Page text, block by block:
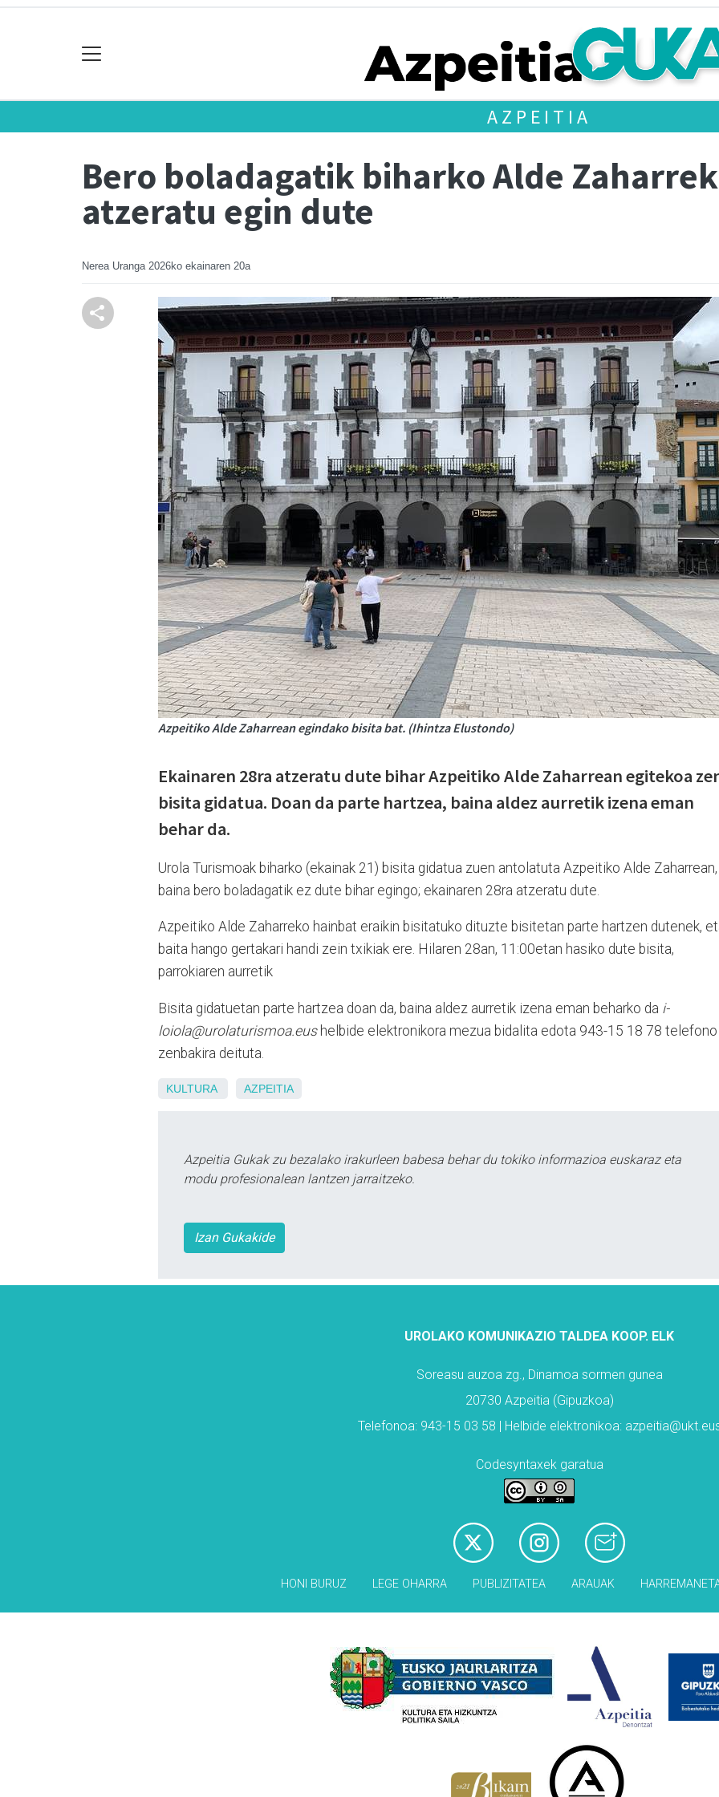
AZPEITIA
Bero boladagatik biharko Alde
atzeratu egin dute
Nerea Uranga 2026ko ekainaren 20a
Azpeitiko Alde Zaharrean egindako bisita bat. (Ihintza Elustondo)
Ekainaren 28ra atzeratu dute bihar Azpeitiko Alde Zaharrean egitekoa
bisita gidatua. Doan da parte hartzea, baina aldez aurretik izena eman
behar da.
Urola Turismoak biharko (ekainak 21) bisita gidatua zuen antolatuta Azpeitiko Alde Zaharrean,
baina bero boladagatik ez dute bihar egingo; ekainaren 28ra atzeratu dute.
Azpeitiko Alde Zaharreko hainbat eraikin bisitatuko dituzte bisitetan parte hartzen dutenek,
baita hango gertakari handi zein txikiak ere. Hilaren 28an, 11:00etan hasiko dute bisita,
parrokiaren aurretik
Bisita gidatuetan parte hartzea doan da, baina aldez aurretik izena eman beharko da i-
loiola@urolaturismoa.eus helbide elektronikora mezua bidalita edota 943-15 18 78 telefono
zenbakira deituta.
KULTURA AZPEITIA
Azpeitia Gukak zu bezalako irakurleen babesa behar du tokiko informazioa euskaraz eta
modu profesionalean lantzen jarraitzeko.
Izan Gukakide
UROLAKO KOMUNIKAZIO TALDEA KOOP. ELK
Soreasu auzoa zg., Dinamoa sormen gunea
20730 Azpeitia (Gipuzkoa)
Telefonoa: 943-15 03 58 | Helbide elektronikoa:
Codesyntaxek garatua
HONI BURUZ LEGE OHARRA PUBLIZITATEA ARAUAK